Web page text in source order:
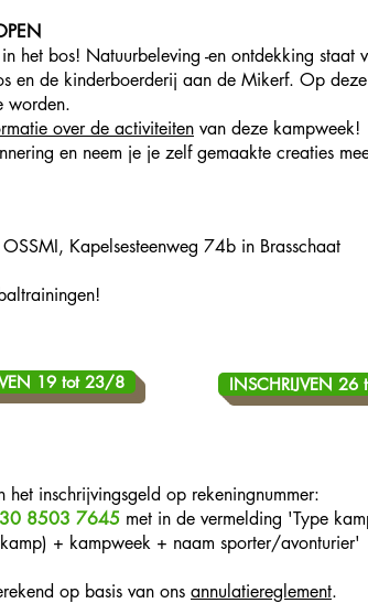
het bos! Natuurbeleving -en ontdekking staat
en de kinderboerderij aan de Mikerf. Op
worden.
over de activiteiten van deze kampweek!
en neem je je zelf gemaakte creaties
Kapelsesteenweg 74b in Brasschaat
19 tot 23/8 INSCHRIJVEN
inschrijvingsgeld op rekeningnummer:
8503 7645 met in de vermelding 'Type
+ kampweek + naam sporter/avonturier'
op basis van ons annulatiereglement.